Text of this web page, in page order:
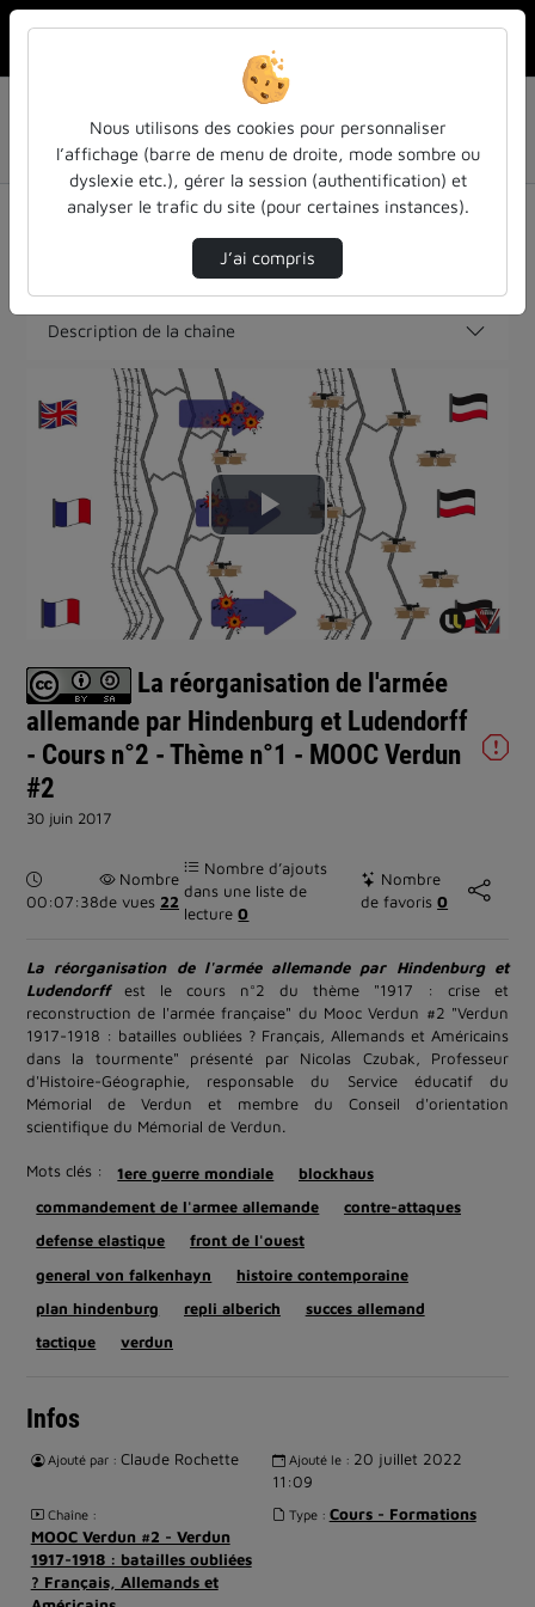
MOOC Verdun #2 - Verdun 1917-1918 : batailles
oubliées ? Français, Allemands et Américains
La Réorganisation De L'Armée Allemande Par H…
MOOC Verdun #2 - Verdun 1917-1918 :
batailles oubliées ? Français, Allemands et
Description de la chaîne
Lire
la
vidéo
La réorganisation de l'armée
allemande par Hindenburg et Ludendorff
- Cours n°2 - Thème n°1 - MOOC Verdun
#2
30 juin 2017
Durée :
00:07:38
Nombre
de vues 22
Nombre d’ajouts
dans une liste de
lecture0
Nombre
de favoris0
La réorganisation de l'armée allemande par Hindenburg et
Ludendorffest le cours n°2 du thème "1917 : crise et
reconstruction de l'armée française" du Mooc Verdun #2 "Verdun
1917-1918 : batailles oubliées ? Français, Allemands et Américains
dans la tourmente" présenté par Nicolas Czubak, Professeur
d'Histoire-Géographie, responsable du Service éducatif du
Mémorial de Verdun et membre du Conseil d'orientation
scientifique du Mémorial de Verdun.
Mots clés : 1ere guerre mondiale
blockhaus
commandement de l'armee allemande
contre-attaques
defense elastique
front de l'ouest
general von falkenhayn
histoire contemporaine
plan hindenburg
repli alberich
succes allemand
tactique
verdun
Infos
Ajouté par : Claude Rochette Ajouté le : 20 juillet 2022
11:09
Chaîne :
MOOC Verdun #2 - Verdun
1917-1918 : batailles oubliées
? Français, Allemands et
Type : Cours - Formations
Nous utilisons des cookies pour personnaliser
l’affichage (barre de menu de droite, mode sombre ou
dyslexie etc.), gérer la session (authentification) et
analyser le trafic du site (pour certaines instances).
J’ai compris